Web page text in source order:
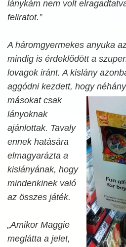
lánykám nem volt
feliratot.”
A háromgyermekes anyuka
mindig is érdeklődött a
lovagok iránt. A kislány
aggódni kezdett, hogy
másokat csak
lányoknak
ajánlottak. Tavaly
ennek hatására
elmagyarázta a
kislányának, hogy
mindenkinek való
az összes játék.
„Amikor Maggie
meglátta a jelet,